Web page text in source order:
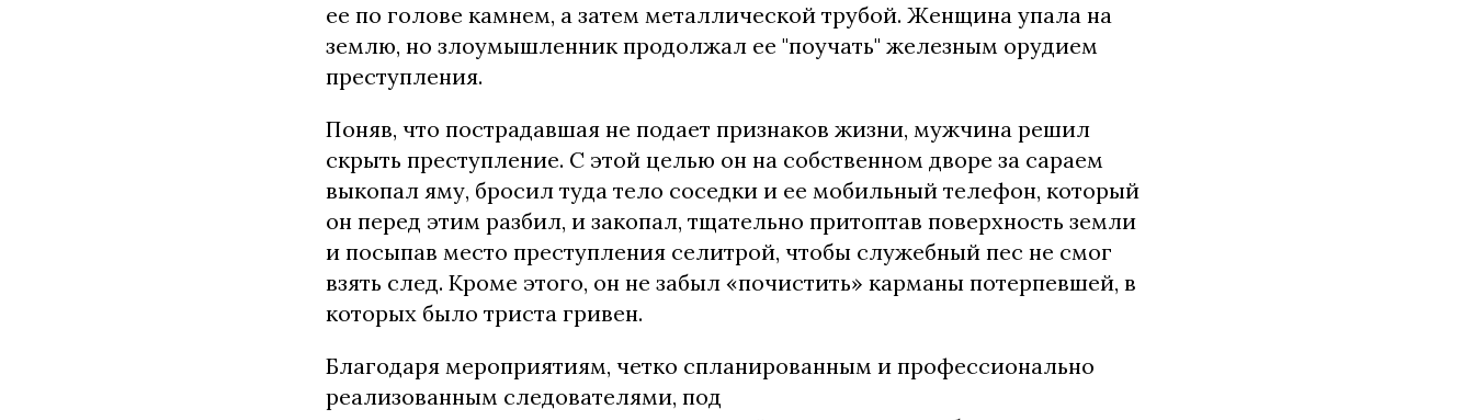
ее по голове камнем, а затем металлической трубой. Женщина упала на
землю, но злоумышленник продолжал ее "поучать" железным орудием
преступления.
Поняв, что пострадавшая не подает признаков жизни, мужчина решил
скрыть преступление. С этой целью он на собственном дворе за сараем
выкопал яму, бросил туда тело соседки и ее мобильный телефон, который
он перед этим разбил, и закопал, тщательно притоптав поверхность земли
и посыпав место преступления селитрой, чтобы служебный пес не смог
взять след. Кроме этого, он не забыл «почистить» карманы потерпевшей, в
которых было триста гривен.
Благодаря мероприятиям, четко спланированным и профессионально
реализованным следователями, под